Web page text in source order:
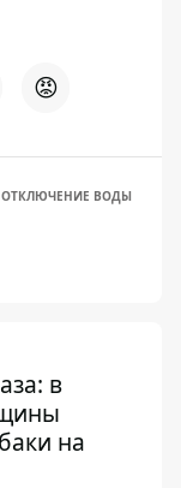
😡
ОТКЛЮЧЕНИЕ ВОДЫ
в
на